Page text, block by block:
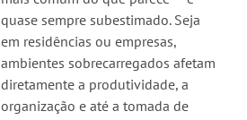
quase sempre subestimado. Seja
em residências ou empresas,
ambientes sobrecarregados afetam
diretamente a produtividade, a
organização e até a tomada de